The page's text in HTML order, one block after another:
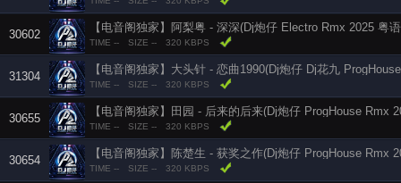
30602
【电音阁独家】阿梨粤 - 深深(Dj炮仔 Electro Rmx 2025 粤
TIME -- SIZE -- 320 KBPS
31304
【电音阁独家】大头针 - 恋曲1990(Dj炮仔 Dj花九
TIME -- SIZE -- 320 KBPS
30655
【电音阁独家】田园 - 后来的后来(Dj炮仔 ProgHouse Rmx
TIME -- SIZE -- 320 KBPS
30654
【电音阁独家】陈楚生 - 获奖之作(Dj炮仔 ProgHouse Rmx
TIME -- SIZE -- 320 KBPS